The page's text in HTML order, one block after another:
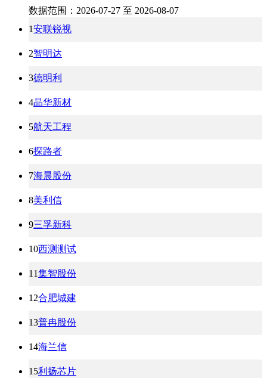
数据范围：2026-07-27 至 2026-08-07
1安联锐视
2智明达
3德明利
4晶华新材
5航天工程
6探路者
7海晨股份
8美利信
9三孚新科
10西测测试
11集智股份
12合肥城建
13普冉股份
14海兰信
15利扬芯片